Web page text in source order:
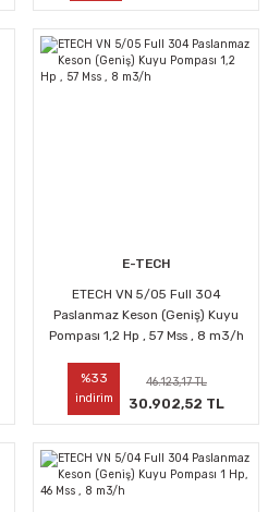
E-TECH
ETECH VN 5/05 Full 304
Paslanmaz Keson (Geniş) Kuyu
Pompası 1,2 Hp , 57 Mss , 8 m3/h
%33
indirim
46.123,17 TL
30.902,52 TL